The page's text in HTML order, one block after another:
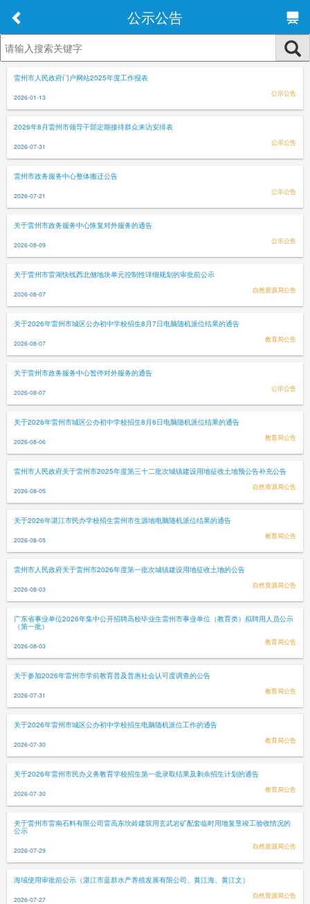
公示公告
雷州市人民政府门户网站2025年度工作报表
2026-01-13 公示公告
2026年8月雷州市领导干部定期接待群众来访安排表
2026-07-31 公示公告
雷州市政务服务中心整体搬迁公告
2026-07-21 公示公告
关于雷州市政务服务中心恢复对外服务的通告
2026-08-09 公示公告
关于雷州市雷湖快线西北侧地块单元控制性详细规划的审批前公示
2026-08-07 自然资源局公告
关于2026年雷州市城区公办初中学校招生8月7日电脑随机派位结果的通告
2026-08-07 教育局公告
关于雷州市政务服务中心暂停对外服务的通告
2026-08-07 公示公告
关于2026年雷州市城区公办初中学校招生8月6日电脑随机派位结果的通告
2026-08-06 教育局公告
雷州市人民政府关于雷州市2025年度第三十二批次城镇建设用地征收土地预公告补充公告
2026-08-05 自然资源局公告
关于2026年湛江市民办学校招生雷州市生源地电脑随机派位结果的通告
2026-08-05 教育局公告
雷州市人民政府关于雷州市2026年度第一批次城镇建设用地征收土地的公告
2026-08-03 自然资源局公告
广东省事业单位2026年集中公开招聘高校毕业生雷州市事业单位（教育类）拟聘用人员公示
（第一批）
2026-08-03 教育局公告
关于参加2026年雷州市学前教育普及普惠社会认可度调查的公告
2026-07-31 教育局公告
关于2026年雷州市城区公办初中学校招生电脑随机派位工作的通告
2026-07-30 教育局公告
关于2026年雷州市民办义务教育学校招生第一批录取结果及剩余招生计划的通告
2026-07-30 教育局公告
关于雷州市雷南石料有限公司雷高东坎岭建筑用玄武岩矿配套临时用地复垦竣工验收情况的
公示
2026-07-29 自然资源局公告
海域使用审批前公示（湛江市蓝群水产养殖发展有限公司、黄江海、黄江文）
2026-07-27 自然资源局公告